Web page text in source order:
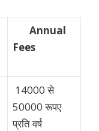
Annual
Fees
14000 से
50000 रूपए
प्रति वर्ष